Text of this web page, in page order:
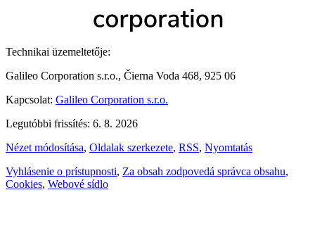
Technikai üzemeltetője:
Galileo Corporation s.r.o., Čierna Voda 468, 925 06
Kapcsolat: Galileo Corporation s.r.o.
Legutóbbi frissítés: 6. 8. 2026
Nézet módosítása, Oldalak szerkezete, RSS, Nyomtatás
Vyhlásenie o prístupnosti, Za obsah zodpovedá správca obsahu,
Cookies, Webové sídlo